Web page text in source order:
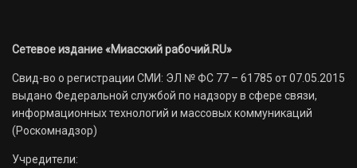
Сетевое издание «Миасский рабочий.RU»
Свид-во о регистрации СМИ: ЭЛ № ФС 77 – 61785 от 07.05.2015
выдано Федеральной службой по надзору в сфере связи,
информационных технологий и массовых коммуникаций
(Роскомнадзор)
Учредители: